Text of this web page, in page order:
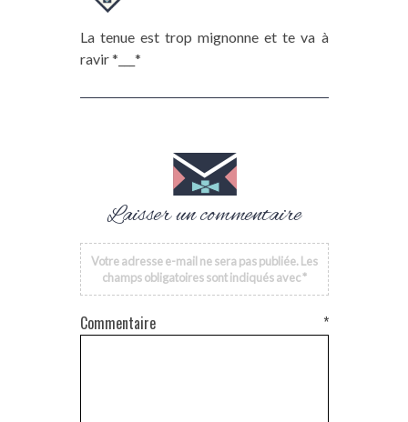
La tenue est trop mignonne et te va à
ravir *___*
Laisser un commentaire
Votre adresse e-mail ne sera pas publiée. Les
champs obligatoires sont indiqués avec*
Commentaire *